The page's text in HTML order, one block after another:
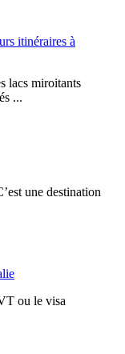
itinéraires à
lacs miroitants
...
une destination
ou le visa